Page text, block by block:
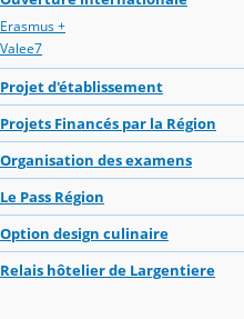
Erasmus +
Valee7
Projet d'établissement
Projets Financés par la Région
Organisation des examens
Le Pass Région
Option design culinaire
Relais hôtelier de Largentiere